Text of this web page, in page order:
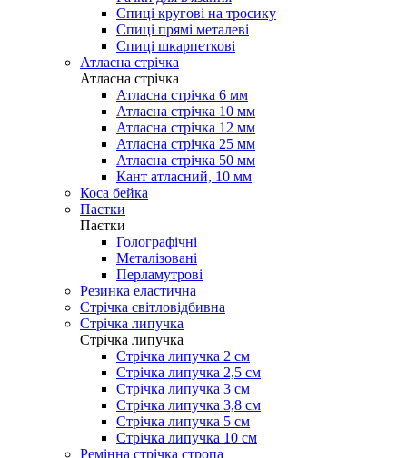
Спиці кругові на тросику
Спиці прямі металеві
Спиці шкарпеткові
Атласна стрічка
Атласна стрічка
Атласна стрічка 6 мм
Атласна стрічка 10 мм
Атласна стрічка 12 мм
Атласна стрічка 25 мм
Атласна стрічка 50 мм
Кант атласний, 10 мм
Коса бейка
Паєтки
Паєтки
Голографічні
Металізовані
Перламутрові
Резинка еластична
Стрічка світловідбивна
Стрічка липучка
Стрічка липучка
Стрічка липучка 2 см
Стрічка липучка 2,5 см
Стрічка липучка 3 см
Стрічка липучка 3,8 см
Стрічка липучка 5 см
Стрічка липучка 10 см
Ремінна стрічка стропа